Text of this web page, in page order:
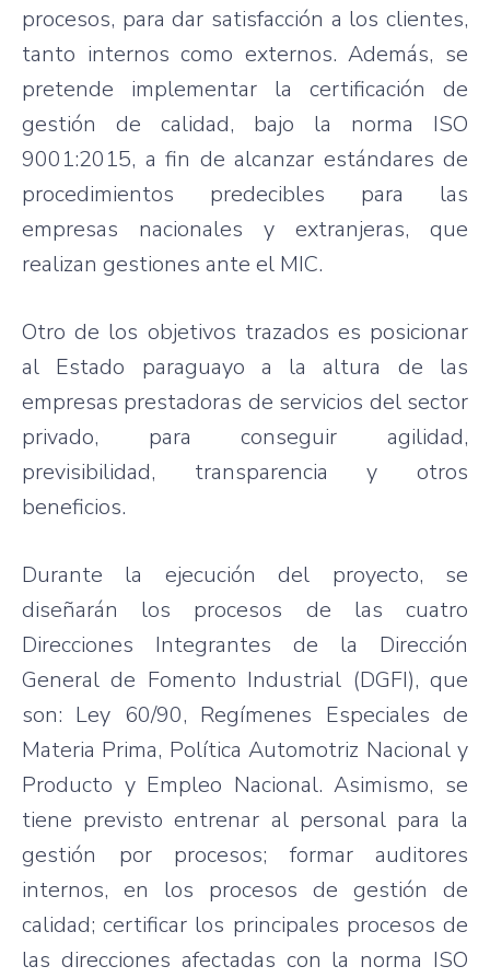
procesos, para dar satisfacción a los clientes,
tanto internos como externos. Además, se
pretende implementar la certificación de
gestión de calidad, bajo la norma ISO
9001:2015, a fin de alcanzar estándares de
procedimientos predecibles para las
empresas nacionales y extranjeras, que
realizan gestiones ante el MIC.
Otro de los objetivos trazados es posicionar
al Estado paraguayo a la altura de las
empresas prestadoras de servicios del sector
privado, para conseguir agilidad,
previsibilidad, transparencia y otros
beneficios.
Durante la ejecución del proyecto, se
diseñarán los procesos de las cuatro
Direcciones Integrantes de la Dirección
General de Fomento Industrial (DGFI), que
son: Ley 60/90, Regímenes Especiales de
Materia Prima, Política Automotriz Nacional y
Producto y Empleo Nacional. Asimismo, se
tiene previsto entrenar al personal para la
gestión por procesos; formar auditores
internos, en los procesos de gestión de
calidad; certificar los principales procesos de
las direcciones afectadas con la norma ISO